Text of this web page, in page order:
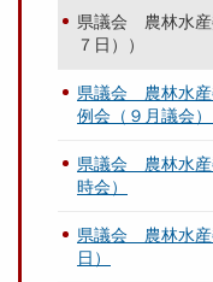
県議会 農林水産
７日））
県議会 農林水産
例会（９月議会）
県議会 農林水産
時会）
県議会 農林水産
日）